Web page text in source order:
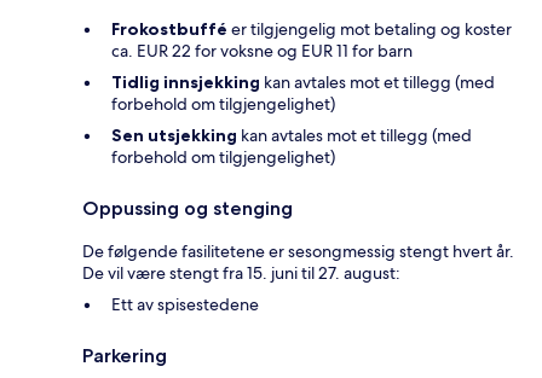
Frokostbuffé er tilgjengelig mot betaling og koster
ca. EUR 22 for voksne og EUR 11 for barn
Tidlig innsjekking kan avtales mot et tillegg (med
forbehold om tilgjengelighet)
Sen utsjekking kan avtales mot et tillegg (med
forbehold om tilgjengelighet)
Oppussing og stenging
De følgende fasilitetene er sesongmessig stengt hvert år.
De vil være stengt fra 15. juni til 27. august:
Ett av spisestedene
Parkering